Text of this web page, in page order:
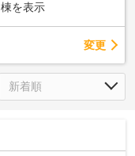
棟を表示
変更